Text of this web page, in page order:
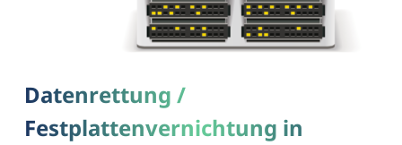
Datenrettung /
Festplattenvernichtung in